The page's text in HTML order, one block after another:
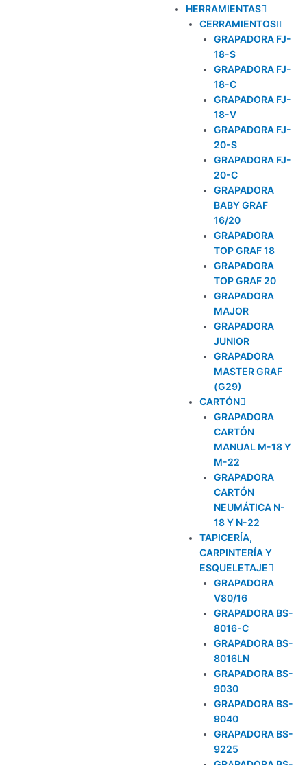
HERRAMIENTAS
CERRAMIENTOS
GRAPADORA FJ-
18-S
GRAPADORA FJ-
18-C
GRAPADORA FJ-
18-V
GRAPADORA FJ-
20-S
GRAPADORA FJ-
20-C
GRAPADORA
BABY GRAF
16/20
GRAPADORA
TOP GRAF 18
GRAPADORA
TOP GRAF 20
GRAPADORA
MAJOR
GRAPADORA
JUNIOR
GRAPADORA
MASTER GRAF
(G29)
CARTÓN
GRAPADORA
CARTÓN
MANUAL M-18 Y
M-22
GRAPADORA
CARTÓN
NEUMÁTICA N-
18 Y N-22
TAPICERÍA,
CARPINTERÍA Y
ESQUELETAJE
GRAPADORA
V80/16
GRAPADORA BS-
8016-C
GRAPADORA BS-
8016LN
GRAPADORA BS-
9030
GRAPADORA BS-
9040
GRAPADORA BS-
9225